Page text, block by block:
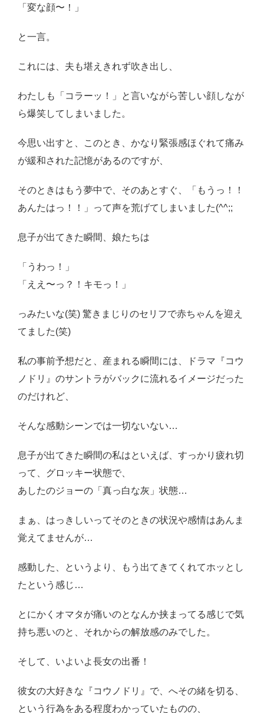
「変な顔〜！」
と一言。
これには、夫も堪えきれず吹き出し、
わたしも「コラーッ！」と言いながら苦しい顔しなが
ら爆笑してしまいました。
今思い出すと、このとき、かなり緊張感ほぐれて痛み
が緩和された記憶があるのですが、
そのときはもう夢中で、そのあとすぐ、「もうっ！！
あんたはっ！！」って声を荒げてしまいました(^^;;
息子が出てきた瞬間、娘たちは
「うわっ！」
「ええ〜っ？！キモっ！」
っみたいな(笑) 驚きまじりのセリフで赤ちゃんを迎え
てました(笑)
私の事前予想だと、産まれる瞬間には、ドラマ『コウ
ノドリ』のサントラがバックに流れるイメージだった
のだけれど、
そんな感動シーンでは一切ないない…
息子が出てきた瞬間の私はといえば、すっかり疲れ切
って、グロッキー状態で、
あしたのジョーの「真っ白な灰」状態…
まぁ、はっきしいってそのときの状況や感情はあんま
覚えてませんが…
感動した、というより、もう出てきてくれてホッとし
たという感じ…
とにかくオマタが痛いのとなんか挟まってる感じで気
持ち悪いのと、それからの解放感のみでした。
そして、いよいよ長女の出番！
彼女の大好きな『コウノドリ』で、へその緒を切る、
という行為をある程度わかっていたものの、